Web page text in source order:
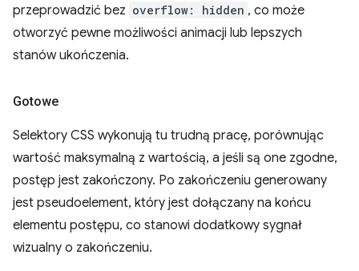
przeprowadzić bez overflow: hidden , co może
otworzyć pewne możliwości animacji lub lepszych
stanów ukończenia.
Gotowe
Selektory CSS wykonują tu trudną pracę, porównując
wartość maksymalną z wartością, a jeśli są one zgodne,
postęp jest zakończony. Po zakończeniu generowany
jest pseudoelement, który jest dołączany na końcu
elementu postępu, co stanowi dodatkowy sygnał
wizualny o zakończeniu.